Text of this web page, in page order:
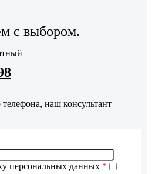
с выбором.
наш консультант
персональных данных *